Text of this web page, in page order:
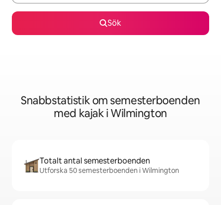
Sök
Snabbstatistik om semesterboenden
med kajak i Wilmington
Totalt antal semesterboenden
Utforska 50 semesterboenden i Wilmington